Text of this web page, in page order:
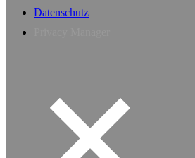
Datenschutz